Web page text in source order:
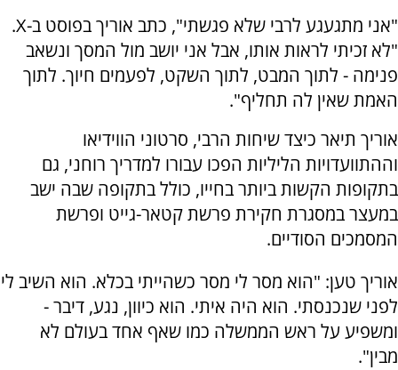
"אני מתגעגע לרבי שלא פגשתי", כתב אוריך בפוסט ב-X.
"לא זכיתי לראות אותו, אבל אני יושב מול המסך ונשאב
פנימה - לתוך המבט, לתוך השקט, לפעמים חיוך. לתוך
האמת שאין לה תחליף".
אוריך תיאר כיצד שיחות הרבי, סרטוני הווידיאו
וההתוועדויות הליליות הפכו עבורו למדריך רוחני, גם
בתקופות הקשות ביותר בחייו, כולל בתקופה שבה ישב
במעצר במסגרת חקירת פרשת קטאר-גייט ופרשת
המסמכים הסודיים.
אוריך טען: "הוא מסר לי מסר כשהייתי בכלא. הוא השיב לי
לפני שנכנסתי. הוא היה איתי. הוא כיוון, נגע, דיבר -
ומשפיע על ראש הממשלה כמו שאף אחד בעולם לא
מבין".